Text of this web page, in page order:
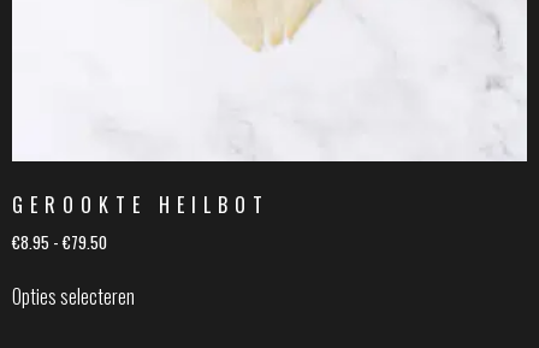
GEROOKTE HEILBOT
€8.95 - €79.50
Opties selecteren